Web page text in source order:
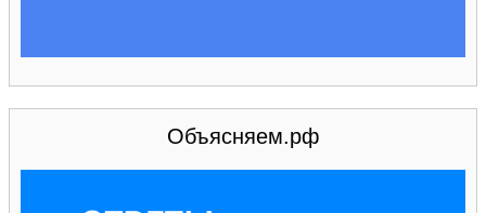
Объясняем.рф